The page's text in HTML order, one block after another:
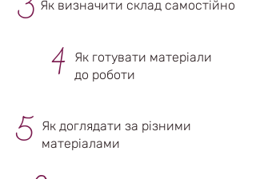
Як визначити склад самостійно
Як готувати матеріали
до роботи
4
Як доглядати за різними
матеріалами
5